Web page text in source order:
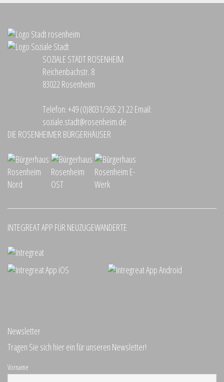
SOZIALE STADT ROSENHEIM
Reichenbachstr. 8
83022 Rosenheim
Telefon:+49 (0)8031/365 21 22 Email:
soziale.stadt@rosenheim.de
DIE ROSENHEIMER BÜRGERHÄUSER
INTEGREAT APP FÜR NEUZUGEWANDERTE
Newsletter
Tragen Sie sich hier ein für unseren Newsletter!
Vorname